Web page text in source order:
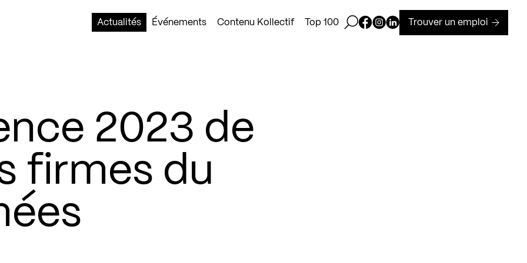
Actualités
Événements Contenu Kollectif Top 100 Ouvrir la barre de recherche
Page Facebook de Kollectif
Page Instagram de Kollectif
Page Linkedin de Kollectif
Trouver un emploi
2023 de
firmes du